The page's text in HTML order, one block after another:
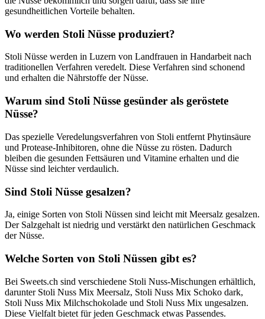
Milchschokolade eine Mischung aus Nüssen und Schweizer
Milchschokolade bietet. Für diejenigen, die es pur bevorzugen, gibt
es den
Stoli Nuss Mix ungesalzen
. Diese Produktvielfalt bietet für
jeden Nussliebhaber etwas Besonderes und spiegelt die hohe
gesundheitlichen Vorteile behalten.
Wo werden Stoli Nüsse produziert?
Stoli Nüsse werden in Luzern von Landfrauen in Handarbeit nach
traditionellen Verfahren veredelt. Diese Verfahren sind schonend
und erhalten die Nährstoffe der Nüsse.
Warum sind Stoli Nüsse gesünder als geröstete
Nüsse?
Das spezielle Veredelungsverfahren von Stoli entfernt Phytinsäure
und Protease-Inhibitoren, ohne die Nüsse zu rösten. Dadurch
bleiben die gesunden Fettsäuren und Vitamine erhalten und die
Nüsse sind leichter verdaulich.
Sind Stoli Nüsse gesalzen?
Ja, einige Sorten von Stoli Nüssen sind leicht mit Meersalz gesalzen.
Der Salzgehalt ist niedrig und verstärkt den natürlichen Geschmack
der Nüsse.
Welche Sorten von Stoli Nüssen gibt es?
Bei Sweets.ch sind verschiedene Stoli Nuss-Mischungen erhältlich,
darunter Stoli Nuss Mix Meersalz, Stoli Nuss Mix Schoko dark,
Stoli Nuss Mix Milchschokolade und Stoli Nuss Mix ungesalzen.
Diese Vielfalt bietet für jeden Geschmack etwas Passendes.